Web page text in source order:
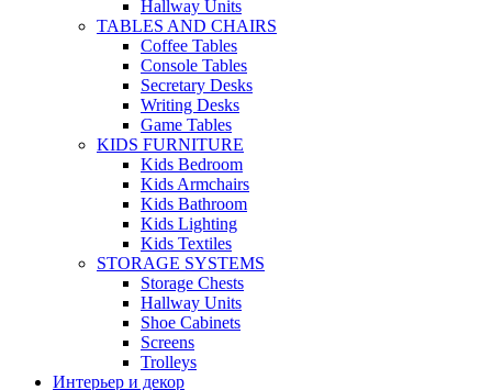
Hallway Units
TABLES AND CHAIRS
Coffee Tables
Console Tables
Secretary Desks
Writing Desks
Game Tables
KIDS FURNITURE
Kids Bedroom
Kids Armchairs
Kids Bathroom
Kids Lighting
Kids Textiles
STORAGE SYSTEMS
Storage Chests
Hallway Units
Shoe Cabinets
Screens
Trolleys
Интерьер и декор